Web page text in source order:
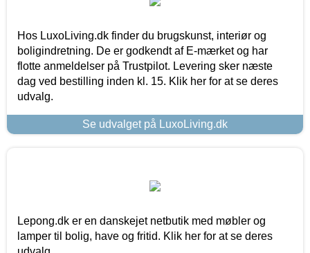
Hos LuxoLiving.dk finder du brugskunst, interiør og
boligindretning. De er godkendt af E-mærket og har
flotte anmeldelser på Trustpilot. Levering sker næste
dag ved bestilling inden kl. 15. Klik her for at se deres
udvalg.
Se udvalget på LuxoLiving.dk
Lepong.dk er en danskejet netbutik med møbler og
lamper til bolig, have og fritid. Klik her for at se deres